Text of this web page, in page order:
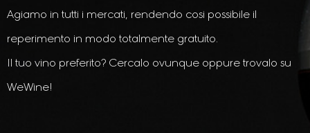
Agiamo in tutti i mercati, rendendo cosi possibile il
reperimento in modo totalmente gratuito.
Il tuo vino preferito? Cercalo ovunque oppure trovalo su
WeWine!